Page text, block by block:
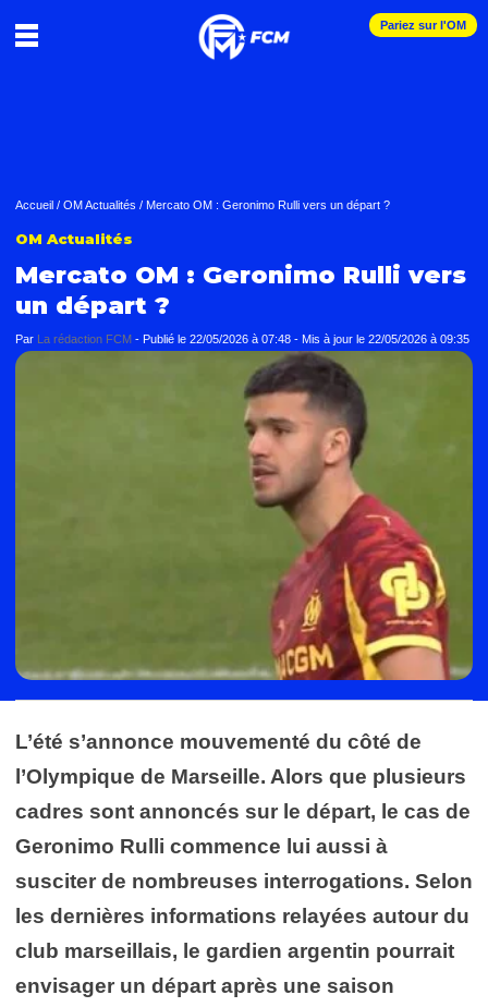
Pariez sur l'OM
Accueil / OM Actualités / Mercato OM : Geronimo Rulli vers un départ ?
OM Actualités
Mercato OM : Geronimo Rulli vers
un départ ?
Par La rédaction FCM - Publié le 22/05/2026 à 07:48 - Mis à jour le 22/05/2026 à 09:35
L’été s’annonce mouvementé du côté de
l’Olympique de Marseille. Alors que plusieurs
cadres sont annoncés sur le départ, le cas de
Geronimo Rulli commence lui aussi à
susciter de nombreuses interrogations. Selon
les dernières informations relayées autour du
club marseillais, le gardien argentin pourrait
envisager un départ après une saison